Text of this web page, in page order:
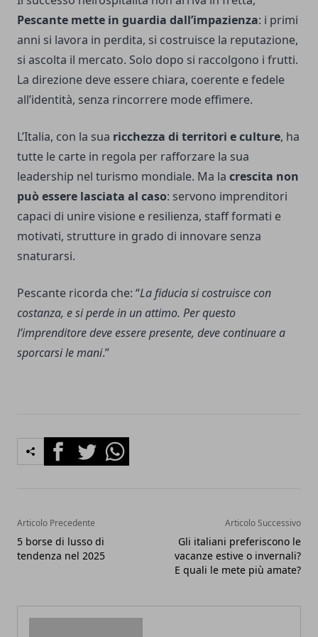
Pescante mette in guardia dall’impazienza: i primi
anni si lavora in perdita, si costruisce la reputazione,
si ascolta il mercato. Solo dopo si raccolgono i frutti.
La direzione deve essere chiara, coerente e fedele
all’identità, senza rincorrere mode effimere.
L’Italia, con la sua ricchezza di territori e culture, ha
tutte le carte in regola per rafforzare la sua
leadership nel turismo mondiale. Ma la crescita non
può essere lasciata al caso: servono imprenditori
capaci di unire visione e resilienza, staff formati e
motivati, strutture in grado di innovare senza
snaturarsi.
Pescante ricorda che: “La fiducia si costruisce con
costanza, e si perde in un attimo. Per questo
l’imprenditore deve essere presente, deve continuare a
sporcarsi le mani.”
FacebookTwitterWhatsapp
Articolo Precedente
5 borse di lusso di
tendenza nel 2025
Articolo Successivo
Gli italiani preferiscono le
vacanze estive o invernali?
E quali le mete più amate?